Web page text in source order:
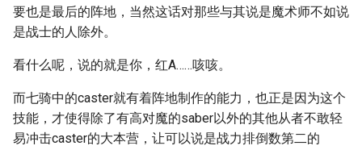
要也是最后的阵地，当然这话对那些与其说是魔术师不如说
是战士的人除外。
看什么呢，说的就是你，红A……咳咳。
而七骑中的caster就有着阵地制作的能力，也正是因为这个
技能，才使得除了有高对魔的saber以外的其他从者不敢轻
易冲击caster的大本营，让可以说是战力排倒数第二的